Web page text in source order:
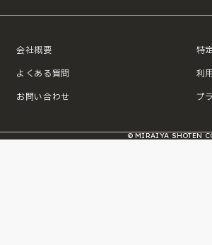
会社概要
よくある質問
お問い合わせ
特
利
プ
© MIRAIYA SHOTEN